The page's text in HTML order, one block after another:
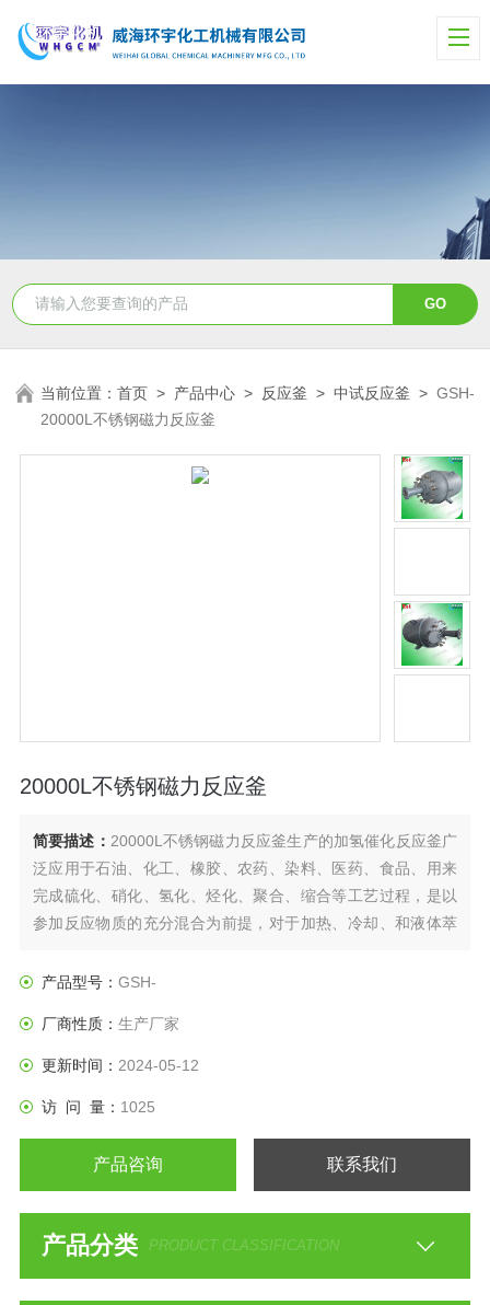
当前位置：首页 > 产品中心 > 反应釜 >中试反应釜 >GSH-
20000L不锈钢磁力反应釜
20000L不锈钢磁力反应釜
简要描述： 20000L不锈钢磁力反应釜生产的加氢催化反应釜广
泛应用于石油、化工、橡胶、农药、染料、医药、食品、用来
完成硫化、硝化、氢化、烃化、聚合、缩合等工艺过程，是以
参加反应物质的充分混合为前提，对于加热、冷却、和液体萃
到好的效果，是化工，制药等行业理想的所需设备。
产品型号： GSH-
厂商性质： 生产厂家
更新时间： 2024-05-12
访 问 量： 1025
产品咨询 联系我们
产品分类 PRODUCT CLASSIFICATION